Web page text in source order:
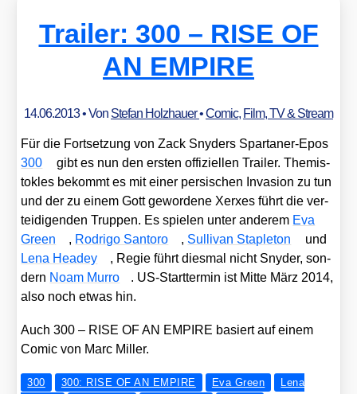
Trailer: 300 – RISE OF
AN EMPIRE
14.06.2013• Von Stefan Holzhauer•Comic, Film, TV & Stream
Für die Fort­set­zung von Zack Sny­ders Spar­ta­ner-Epos
300
gibt es nun den ers­ten offi­zi­el­len Trai­ler. The­mis­
to­kles bekommt es mit einer per­si­schen Inva­si­on zu tun
und der zu einem Gott gewor­de­ne Xer­xes führt die ver­
tei­di­gen­den Trup­pen. Es spie­len unter ande­rem Eva
Green
, Rodri­go San­to­ro , Sul­li­van Stap­le­ton
und
Lena Hea­dey
, Regie führt dies­mal nicht Sny­der, son­
dern Noam Mur­ro
. US-Start­ter­min ist Mit­te März 2014,
also noch etwas hin.
Auch 300 – RISE OF AN EMPIRE basiert auf einem
Comic von Marc Mil­ler.
300 300: RISE OF AN EMPIRE Eva Green
Lena